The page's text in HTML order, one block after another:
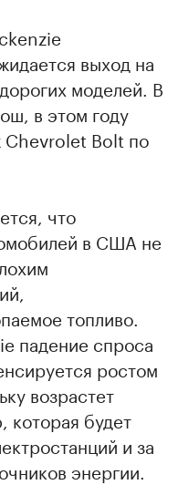
выход на
моделей. В
в этом году
Chevrolet Bolt по
что
в США не
топливо.
падение спроса
ростом
возрастет
которая будет
и за
энергии.